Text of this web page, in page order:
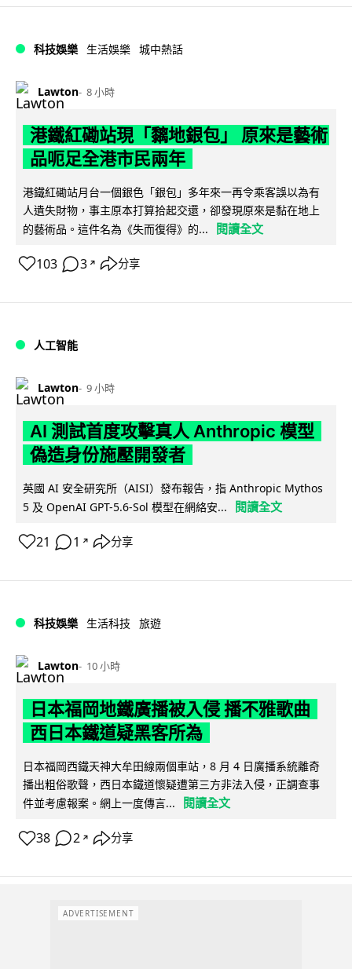
科技娛樂 生活娛樂 城中熱話
Lawton 8 小時
港鐵紅磡站現「黐地銀包」 原來是藝術
品呃足全港市民兩年
港鐵紅磡站月台一個銀色「銀包」多年來一再令乘客誤以為有
人遺失財物，事主原本打算拾起交還，卻發現原來是黏在地上
的藝術品。這件名為《失而復得》的...
閱讀全文
103 3 ↗ 分享
人工智能
Lawton 9 小時
AI 測試首度攻擊真人 Anthropic 模型
偽造身份施壓開發者
英國 AI 安全研究所（AISI）發布報告，指 Anthropic Mythos
5 及 OpenAI GPT-5.6-Sol 模型在網絡安...
閱讀全文
21 1 ↗ 分享
科技娛樂 生活科技 旅遊
Lawton 10 小時
日本福岡地鐵廣播被入侵 播不雅歌曲
西日本鐵道疑黑客所為
日本福岡西鐵天神大牟田線兩個車站，8 月 4 日廣播系統離奇
播出粗俗歌聲，西日本鐵道懷疑遭第三方非法入侵，正調查事
件並考慮報案。網上一度傳言...
閱讀全文
38 2 ↗ 分享
ADVERTISEMENT